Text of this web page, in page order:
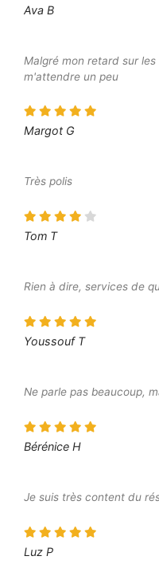
Ava B
Malgré mon retard sur
m'attendre un peu
Margot G
Très polis
Tom T
Rien à dire, services de
Youssouf T
Ne parle pas beaucoup,
Bérénice H
Je suis très content du
Luz P